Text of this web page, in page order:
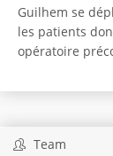
Guilhem se
les patients
opératoire
Team